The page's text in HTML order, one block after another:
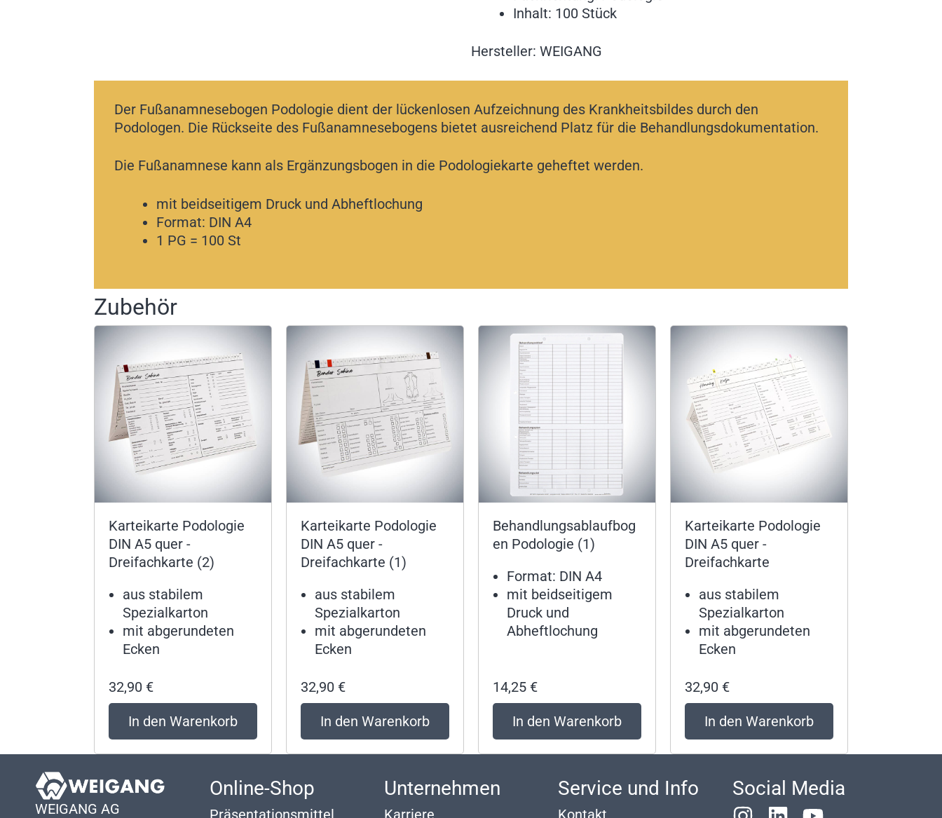
Inhalt: 100 Stück
Hersteller: WEIGANG
Der Fußanamnesebogen Podologie dient der lückenlosen Aufzeichnung des Krankheitsbildes durch den
Podologen. Die Rückseite des Fußanamnesebogens bietet ausreichend Platz für die Behandlungsdokumentation.
Die Fußanamnese kann als Ergänzungsbogen in die Podologiekarte geheftet werden.
mit beidseitigem Druck und Abheftlochung
Format: DIN A4
1 PG = 100 St
Zubehör
Karteikarte Podologie
DIN A5 quer -
Dreifachkarte (2)
aus stabilem
Spezialkarton
mit abgerundeten
Ecken
32,90 €
In den Warenkorb
Karteikarte Podologie
DIN A5 quer -
Dreifachkarte (1)
aus stabilem
Spezialkarton
mit abgerundeten
Ecken
32,90 €
In den Warenkorb
Behandlungsablaufbog
en Podologie (1)
Format: DIN A4
mit beidseitigem
Druck und
Abheftlochung
14,25 €
In den Warenkorb
Karteikarte Podologie
DIN A5 quer -
Dreifachkarte
aus stabilem
Spezialkarton
mit abgerundeten
Ecken
32,90 €
In den Warenkorb
WEIGANG AG
Online-Shop Unternehmen Service und Info Social Media